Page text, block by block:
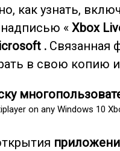
как узнать,
« Xbox
. Связанная
в свою копию
on any Windows 10